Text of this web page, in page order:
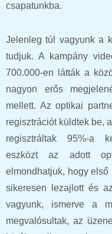
csapatunkba.
Jelenleg túl vagyunk a
tudjuk. A kampány
700.000-en látták a
nagyon erős
mellett. Az optikai
regisztrációt küldtek be,
regisztráltak 95%-a
eszközt az adott
elmondhatjuk, hogy
sikeresen lezajlott és
vagyunk, ismerve a
megvalósultak, az